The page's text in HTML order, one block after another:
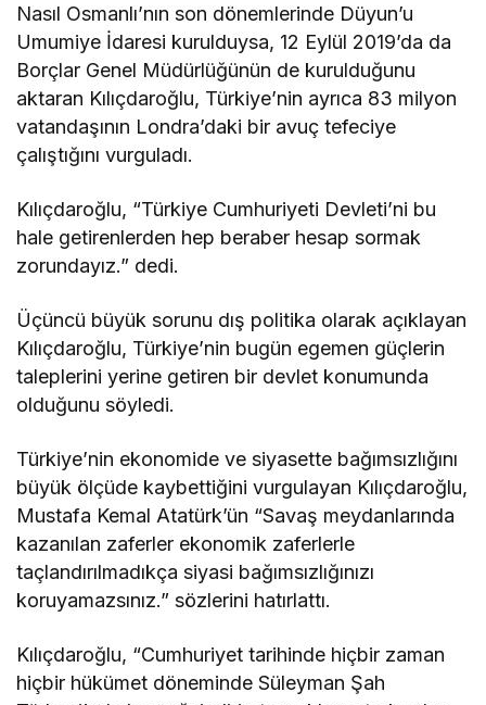
Nasıl Osmanlı’nın son dönemlerinde Düyun’u
Umumiye İdaresi kurulduysa, 12 Eylül 2019’da da
Borçlar Genel Müdürlüğünün de kurulduğunu
aktaran Kılıçdaroğlu, Türkiye’nin ayrıca 83 milyon
vatandaşının Londra’daki bir avuç tefeciye
çalıştığını vurguladı.
Kılıçdaroğlu, “Türkiye Cumhuriyeti Devleti’ni bu
hale getirenlerden hep beraber hesap sormak
zorundayız.” dedi.
Üçüncü büyük sorunu dış politika olarak açıklayan
Kılıçdaroğlu, Türkiye’nin bugün egemen güçlerin
taleplerini yerine getiren bir devlet konumunda
olduğunu söyledi.
Türkiye’nin ekonomide ve siyasette bağımsızlığını
büyük ölçüde kaybettiğini vurgulayan Kılıçdaroğlu,
Mustafa Kemal Atatürk’ün “Savaş meydanlarında
kazanılan zaferler ekonomik zaferlerle
taçlandırılmadıkça siyasi bağımsızlığınızı
koruyamazsınız.” sözlerini hatırlattı.
Kılıçdaroğlu, “Cumhuriyet tarihinde hiçbir zaman
hiçbir hükümet döneminde Süleyman Şah